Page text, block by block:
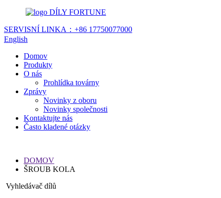
DÍLY FORTUNE
SERVISNÍ LINKA： +86 17750077000
English
Domov
Produkty
O nás
Prohlídka továrny
Zprávy
Novinky z oboru
Novinky společnosti
Kontaktujte nás
Často kladené otázky
DOMOV
ŠROUB KOLA
Vyhledávač dílů